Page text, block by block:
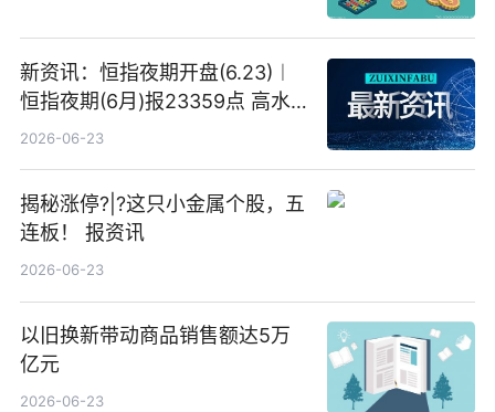
新资讯：恒指夜期开盘(6.23)︱
恒指夜期(6月)报23359点 高水
23点
2026-06-23
揭秘涨停?|?这只小金属个股，五
连板！ 报资讯
2026-06-23
以旧换新带动商品销售额达5万
亿元
2026-06-23